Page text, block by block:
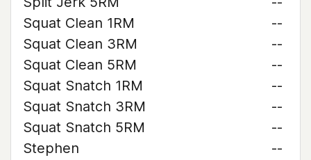
Squat Clean 1RM
--
Squat Clean 3RM
--
Squat Clean 5RM
--
Squat Snatch 1RM
--
Squat Snatch 3RM
--
Squat Snatch 5RM
--
Stephen
--